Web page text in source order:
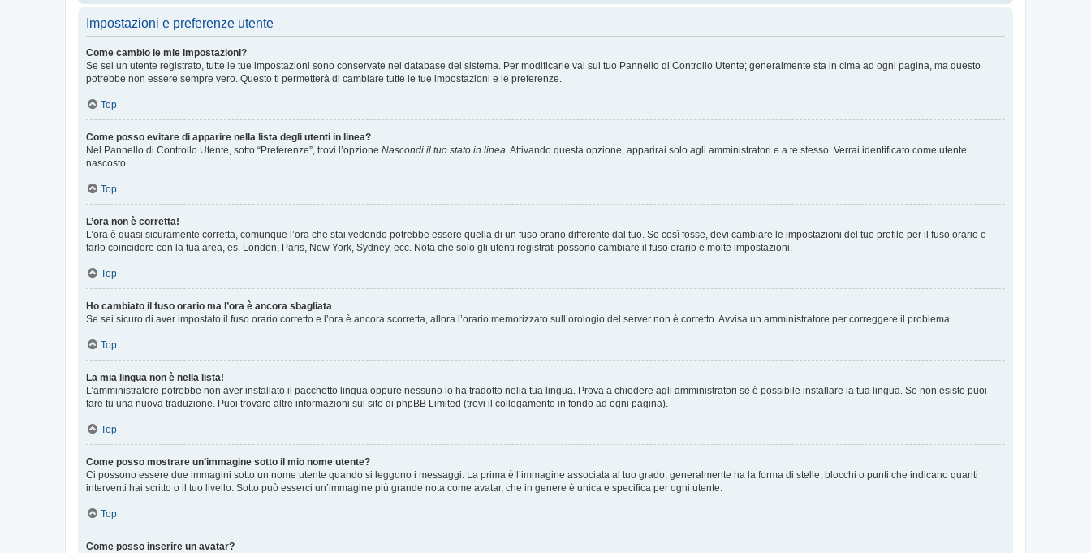
Impostazioni e preferenze utente
Come cambio le mie impostazioni?
Se sei un utente registrato, tutte le tue impostazioni sono conservate nel database del sistema. Per modificarle vai sul tuo Pannello di Controllo Utente; generalmente sta in cima ad ogni pagina, ma questo
potrebbe non essere sempre vero. Questo ti permetterà di cambiare tutte le tue impostazioni e le preferenze.
Top
Come posso evitare di apparire nella lista degli utenti in linea?
Nel Pannello di Controllo Utente, sotto “Preferenze”, trovi l’opzione Nascondi il tuo stato in linea. Attivando questa opzione, apparirai solo agli amministratori e a te stesso. Verrai identificato come utente
nascosto.
Top
L’ora non è corretta!
L’ora è quasi sicuramente corretta, comunque l’ora che stai vedendo potrebbe essere quella di un fuso orario differente dal tuo. Se così fosse, devi cambiare le impostazioni del tuo profilo per il fuso orario e
farlo coincidere con la tua area, es. London, Paris, New York, Sydney, ecc. Nota che solo gli utenti registrati possono cambiare il fuso orario e molte impostazioni.
Top
Ho cambiato il fuso orario ma l’ora è ancora sbagliata
Se sei sicuro di aver impostato il fuso orario corretto e l’ora è ancora scorretta, allora l’orario memorizzato sull’orologio del server non è corretto. Avvisa un amministratore per correggere il problema.
Top
La mia lingua non è nella lista!
L’amministratore potrebbe non aver installato il pacchetto lingua oppure nessuno lo ha tradotto nella tua lingua. Prova a chiedere agli amministratori se è possibile installare la tua lingua. Se non esiste puoi
fare tu una nuova traduzione. Puoi trovare altre informazioni sul sito di phpBB Limited (trovi il collegamento in fondo ad ogni pagina).
Top
Come posso mostrare un’immagine sotto il mio nome utente?
Ci possono essere due immagini sotto un nome utente quando si leggono i messaggi. La prima è l’immagine associata al tuo grado, generalmente ha la forma di stelle, blocchi o punti che indicano quanti
interventi hai scritto o il tuo livello. Sotto può esserci un’immagine più grande nota come avatar, che in genere è unica e specifica per ogni utente.
Top
Come posso inserire un avatar?